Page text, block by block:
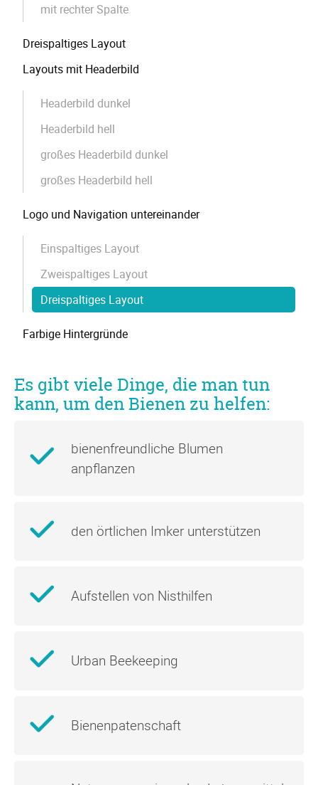
mit rechter Spalte
Dreispaltiges Layout
Layouts mit Headerbild
Headerbild dunkel
Headerbild hell
großes Headerbild dunkel
großes Headerbild hell
Logo und Navigation untereinander
Einspaltiges Layout
Zweispaltiges Layout
Dreispaltiges Layout
Farbige Hintergründe
Es gibt viele Dinge, die man tun
kann, um den Bienen zu helfen:
bienenfreundliche Blumen
anpflanzen
den örtlichen Imker unterstützen
Aufstellen von Nisthilfen
Urban Beekeeping
Bienenpatenschaft